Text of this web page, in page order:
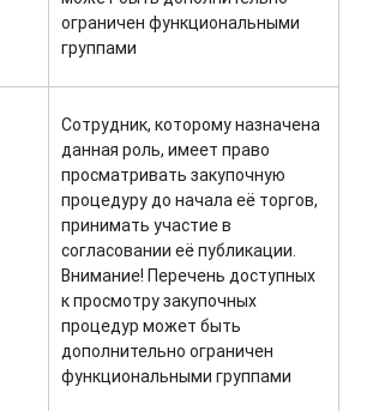
ограничен функциональными
группами
Сотрудник, которому назначена
данная роль, имеет право
просматривать закупочную
процедуру до начала её торгов,
принимать участие в
согласовании её публикации.
Внимание! Перечень доступных
к просмотру закупочных
процедур может быть
дополнительно ограничен
функциональными группами